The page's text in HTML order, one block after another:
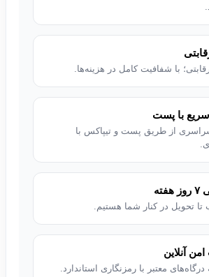
حرفه‌ای
بالا، کیبورد نورانی و سیستم خنک‌کننده
قدرتمند، Legion Pro 5-E را به گزینه‌ای ایده‌آل برای کار و بازی تبدیل
با شفافیت کامل در هزینه‌ها.
با پست
از طریق پست و تیپاکس با
تا تحویل در کنار شما هستیم.
آنلاین
درگاه‌های معتبر با رمزنگاری استاندارد.